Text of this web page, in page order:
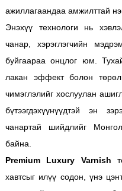
ажиллагаандаа амжилттай
Энэхүү технологи нь
чанар, хэрэглэгчийн
буйгаараа онцлог юм.
лакан эффект болон
чимэглэлийг хослуулан
бүтээгдэхүүнүүдтэй эн
чанартай шийдлийг
байна.
Premium Luxury Varnish
хавтсыг илүү содон, үнэ